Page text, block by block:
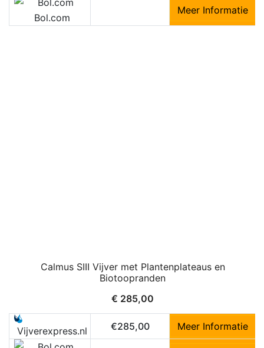
Bol.com
Meer Informatie
Calmus SIII Vijver met Plantenplateaus en
Biotoopranden
€ 285,00
Vijverexpress.nl €285,00 Meer Informatie